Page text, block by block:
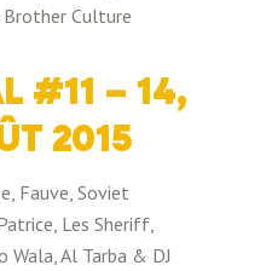
Culture
#11 – 14,
2015
Fauve, Soviet
Les Sheriff,
Wala, Al Tarba & DJ